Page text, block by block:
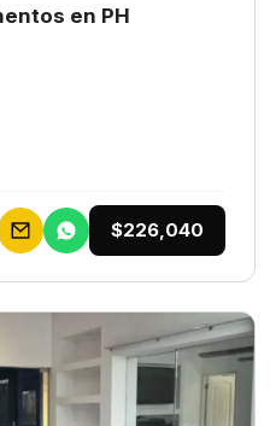
en PH
$226,040